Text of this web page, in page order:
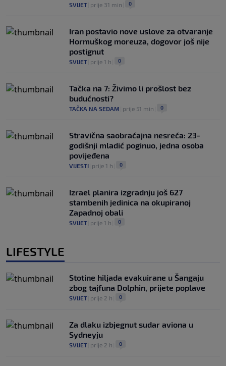
SVIJET prije 31 min 0
Iran postavio nove uslove za otvaranje
Hormuškog moreuza, dogovor još nije
postignut
SVIJET prije 1 h 0
Tačka na 7: Živimo li prošlost bez
budućnosti?
TAČKA NA SEDAM prije 51 min 0
Stravična saobraćajna nesreća: 23-
godišnji mladić poginuo, jedna osoba
povijeđena
VIJESTI prije 1 h 0
Izrael planira izgradnju još 627
stambenih jedinica na okupiranoj
Zapadnoj obali
SVIJET prije 1 h 0
LIFESTYLE
Stotine hiljada evakuirane u Šangaju
zbog tajfuna Dolphin, prijete poplave
SVIJET prije 2 h 0
Za dlaku izbjegnut sudar aviona u
Sydneyju
SVIJET prije 2 h 0